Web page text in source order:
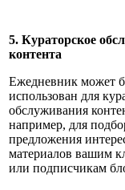
5. Кураторское
контента
Ежедневник может
использован для
обслуживания
например, для
предложения
материалов вашим
или подписчикам